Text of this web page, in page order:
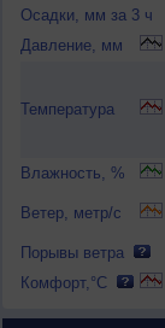
Осадки, мм за 3 ч
Давление, мм
Температура
Влажность, %
Ветер, метр/с
Порывы ветра
Комфорт,°C